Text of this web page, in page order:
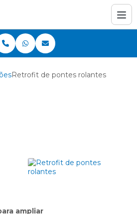
Retrofit de pontes rolantes
ampliar